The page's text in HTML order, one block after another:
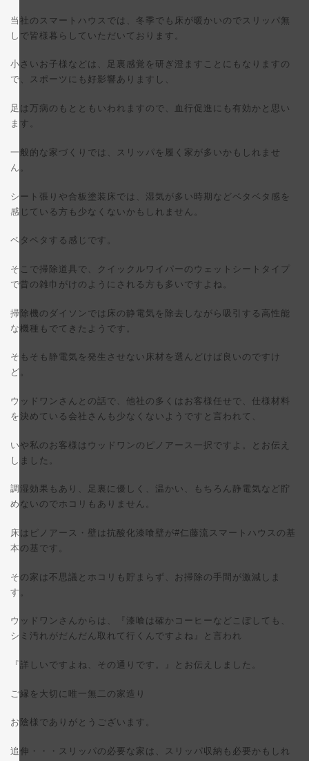
当社のスマートハウスでは、冬季でも床が暖かいのでスリッパ無
しで皆様暮らしていただいております。
小さいお子様などは、足裏感覚を研ぎ澄ますことにもなりますの
で、スポーツにも好影響ありますし、
足は万病のもとともいわれますので、血行促進にも有効かと思い
ます。
一般的な家づくりでは、スリッパを履く家が多いかもしれませ
ん。
シート張りや合板塗装床では、湿気が多い時期などベタベタ感を
感じている方も少なくないかもしれません。
ペタペタする感じです。
そこで掃除道具で、クイックルワイパーのウェットシートタイプ
で昔の雑巾がけのようにされる方も多いですよね。
掃除機のダイソンでは床の静電気を除去しながら吸引する高性能
な機種もでてきたようです。
そもそも静電気を発生させない床材を選んどけば良いのですけ
ど。
ウッドワンさんとの話で、他社の多くはお客様任せで、仕様材料
を決めている会社さんも少なくないようですと言われて、
いや私のお客様はウッドワンのピノアース一択ですよ。とお伝え
しました。
調湿効果もあり、足裏に優しく、温かい、もちろん静電気など貯
めないのでホコリもありません。
床はピノアース・壁は抗酸化漆喰壁が#仁藤流スマートハウスの基
本の基です。
その家は不思議とホコリも貯まらず、お掃除の手間が激減しま
す。
ウッドワンさんからは、『漆喰は確かコーヒーなどこぼしても、
シミ汚れがだんだん取れて行くんですよね』と言われ
『詳しいですよね、その通りです。』とお伝えしました。
ご縁を大切に唯一無二の家造り
お陰様でありがとうございます。
追伸・・・スリッパの必要な家は、スリッパ収納も必要かもしれ